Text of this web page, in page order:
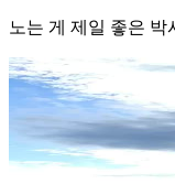
노는 게 제일 좋은 박